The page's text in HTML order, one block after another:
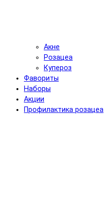
Акне
Розацеа
Купероз
Фавориты
Наборы
Акции
Профилактика розацеа